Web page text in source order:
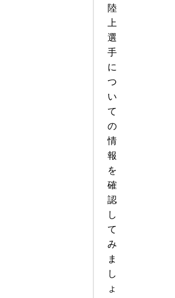
陸
上
選
手
に
つ
い
て
の
情
報
を
確
認
し
て
み
ま
し
ょ